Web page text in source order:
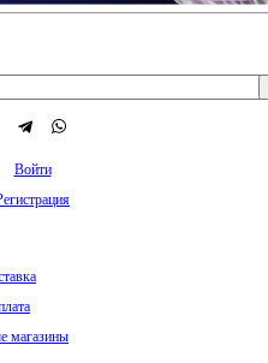
Войти
магазины